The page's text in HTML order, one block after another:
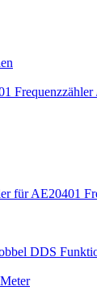
für AE20401
DDS